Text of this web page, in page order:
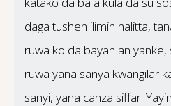
daga tushen ilimin halitta,
ruwa ko da bayan an
ruwa yana sanya kwangilar
sanyi, yana canza siffar.